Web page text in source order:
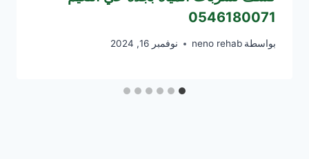
0546180071
بواسطة neno rehab نوفمبر 16, 2024